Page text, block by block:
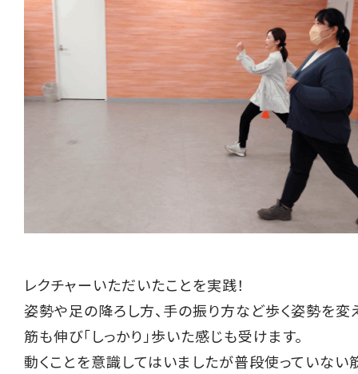
レクチャーいただいたことを実践！
姿勢や足の降ろし方、手の振り方など歩く姿勢を変
筋も伸び「しっかり」歩いた感じも受けます。
動くことを意識してはいましたが普段使っていない